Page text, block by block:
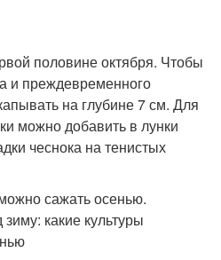
половине октября. Чтобы
и преждевременного
на глубине 7 см. Для
можно добавить в лунки
чеснока на тенистых